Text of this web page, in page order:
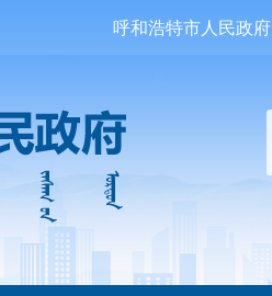
呼和浩特市人民政府